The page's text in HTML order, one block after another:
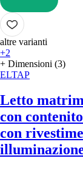
AGGIUNGI
altre varianti
+2
+ Dimensioni (3)
ELTAP
Letto
con
con